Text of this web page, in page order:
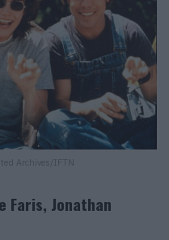
Archives/IFTN
Faris, Jonathan